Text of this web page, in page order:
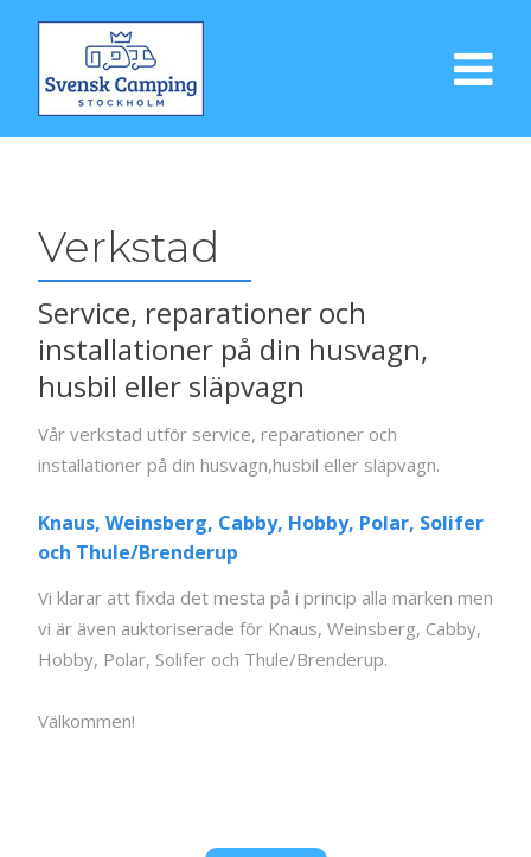
Verkstad
Service, reparationer och
installationer på din husvagn,
husbil eller släpvagn
Vår verkstad utför service, reparationer och
installationer på din husvagn,husbil eller släpvagn.
Knaus, Weinsberg, Cabby, Hobby, Polar, Solifer
och Thule/Brenderup
Vi klarar att fixda det mesta på i princip alla märken men
vi är även auktoriserade för Knaus, Weinsberg, Cabby,
Hobby, Polar, Solifer och Thule/Brenderup.
Välkommen!